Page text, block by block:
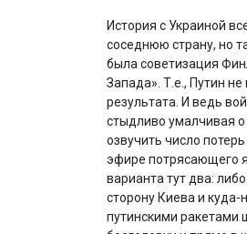
История с Украиной
соседнюю страну, но
была советизация
Запада». Т.е., Путин
результата. И ведь
стыдливо умалчивая о
озвучить число
эфире потрясающего
варианта тут два:
сторону Киева и
путинскими ракетами